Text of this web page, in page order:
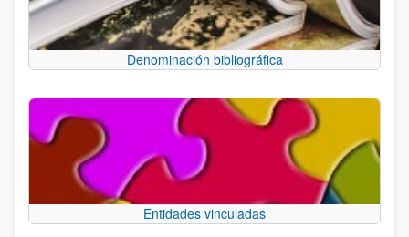
Denominación bibliográfica
Entidades vinculadas